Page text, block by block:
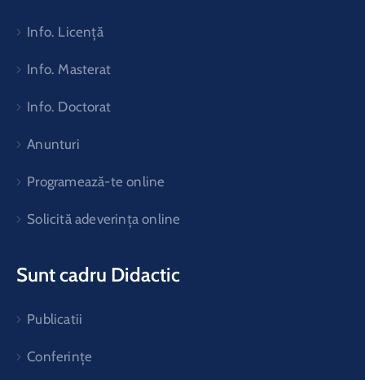
Info. Licență
Info. Masterat
Info. Doctorat
Anunturi
Programează-te online
Solicită adeverința online
Sunt cadru Didactic
Publicatii
Conferințe